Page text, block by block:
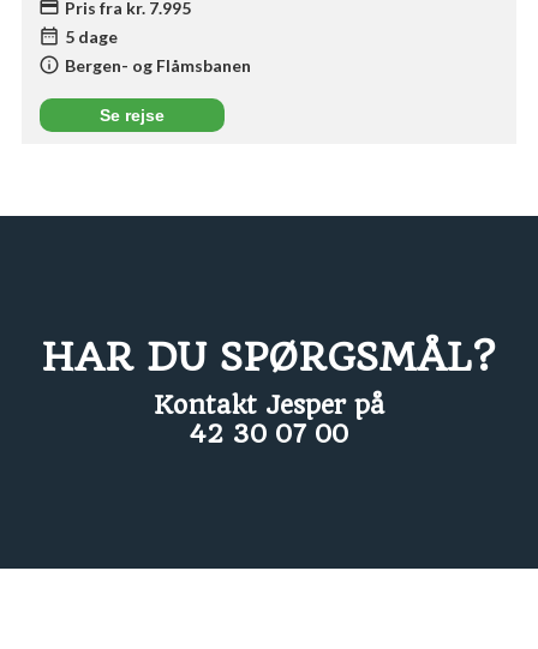
credit_card Pris fra kr. 7.995
date_range 5 dage
info Bergen- og Flåmsbanen
Se rejse
HAR DU SPØRGSMÅL?
Kontakt Jesper på
42 30 07 00